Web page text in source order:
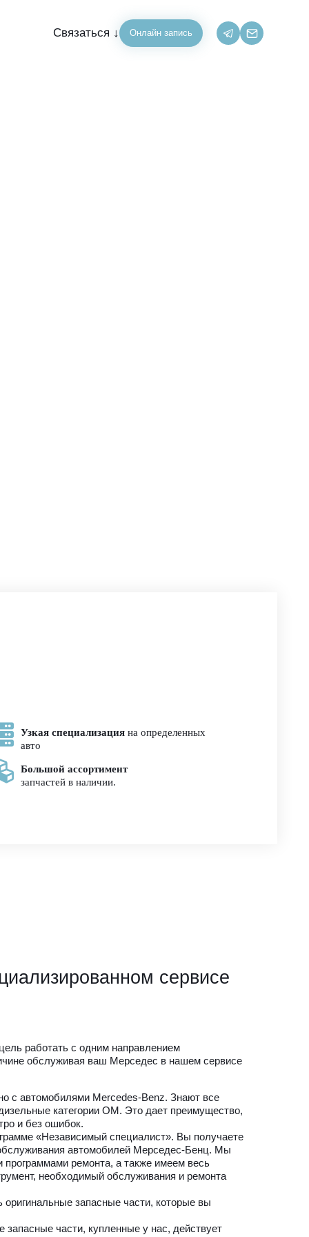
Связаться ↓ Онлайн запись
Узкая специализацияна определенных
авто
Большой ассортимент
запчастей в наличии.
сервисе
работать с одним направлением
обслуживая ваш Мерседес в нашем сервисе
с автомобилями Mercedes-Benz. Знают все
категории ОМ. Это дает преимущество,
и без ошибок.
«Независимый специалист». Вы получаете
автомобилей Мерседес-Бенц. Мы
ремонта, а также имеем весь
необходимый обслуживания и ремонта
запасные части, которые вы
части, купленные у нас, действует